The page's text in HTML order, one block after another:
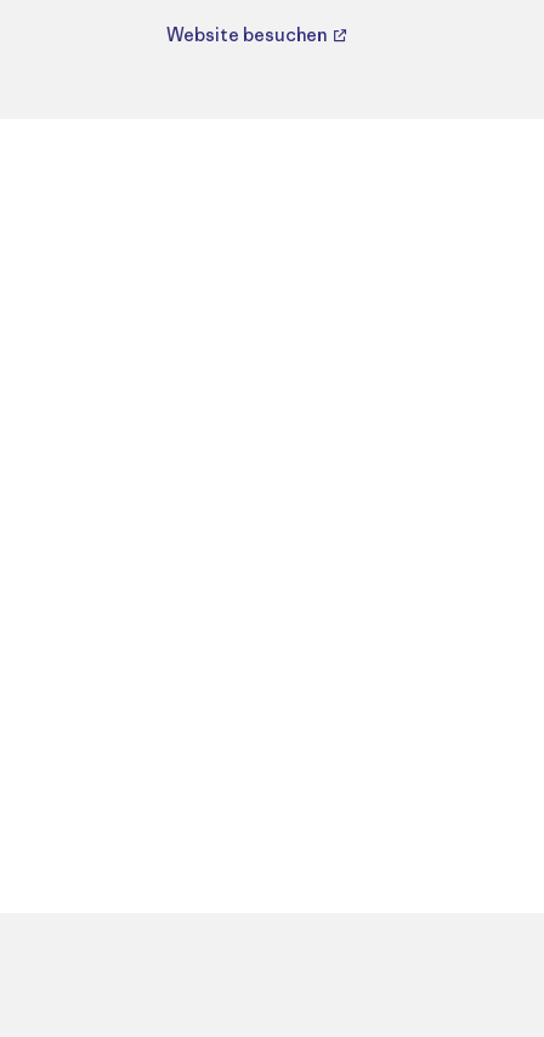
Website besuchen